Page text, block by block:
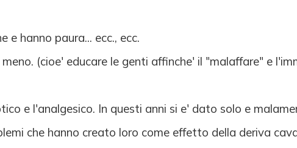
e hanno paura... ecc., ecc.
(cioe' educare le genti affinche' il "malaffare" e
e l'analgesico. In questi anni si e' dato solo e
che hanno creato loro come effetto della deriva